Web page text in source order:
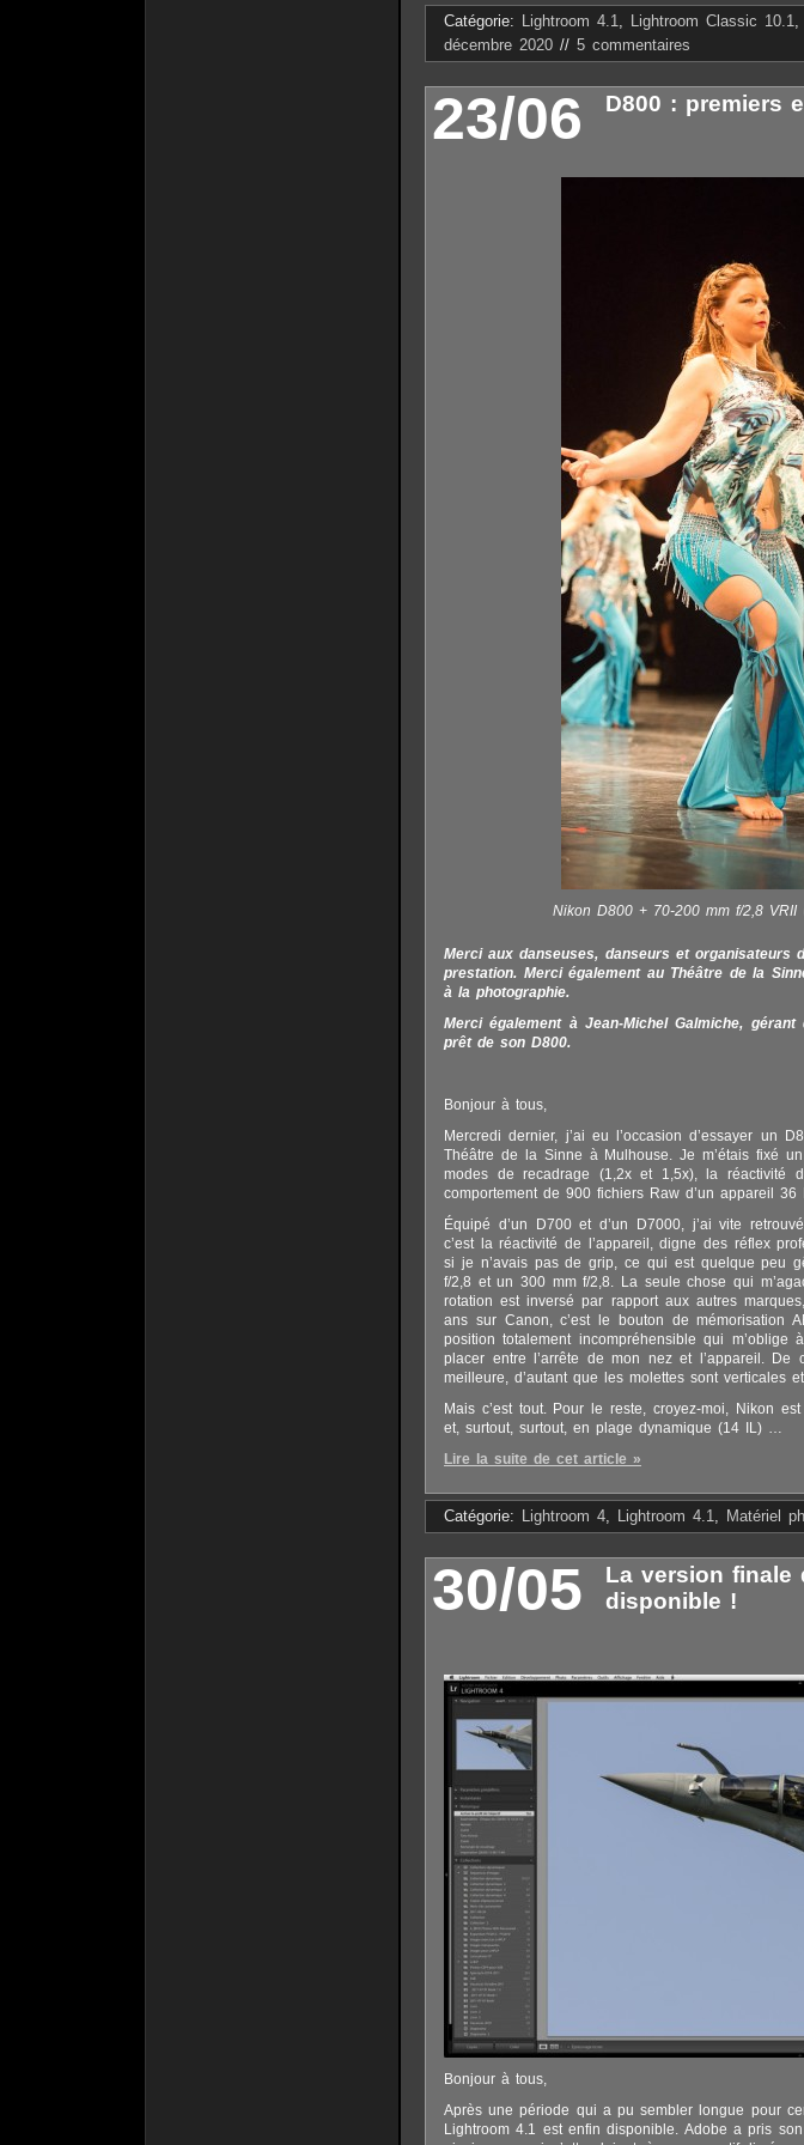
Catégorie: Lightroom 4.1, Lightroom Classic 10.1,
décembre 2020 // 5 commentaires
23/06 D800 : premiers
Nikon D800 + 70-200 mm f/2,8 VRII
Merci aux danseuses, danseurs et organisateurs
prestation. Merci également au Théâtre de la
à la photographie.
Merci également à Jean-Michel Galmiche,
prêt de son D800.
Bonjour à tous,
Mercredi dernier, j’ai eu l’occasion d’essayer un
Théâtre de la Sinne à Mulhouse. Je m’étais fixé
modes de recadrage (1,2x et 1,5x), la
comportement de 900 fichiers Raw d’un appareil
Équipé d’un D700 et d’un D7000, j’ai vite
c’est la réactivité de l’appareil, digne des réflex
si je n’avais pas de grip, ce qui est quelque peu
f/2,8 et un 300 mm f/2,8. La seule chose qui
rotation est inversé par rapport aux autres
ans sur Canon, c’est le bouton de mémorisation
position totalement incompréhensible qui
placer entre l’arrête de mon nez et l’appareil. De
meilleure, d’autant que les molettes sont verticales
Mais c’est tout. Pour le reste, croyez-moi, Nikon
et, surtout, surtout, en plage dynamique (14 IL) …
Lire la suite de cet article »
Catégorie: Lightroom 4, Lightroom 4.1, Matériel
30/05
La version finale
disponible !
Bonjour à tous,
Après une période qui a pu sembler longue pour
Lightroom 4.1 est enfin disponible. Adobe a pris